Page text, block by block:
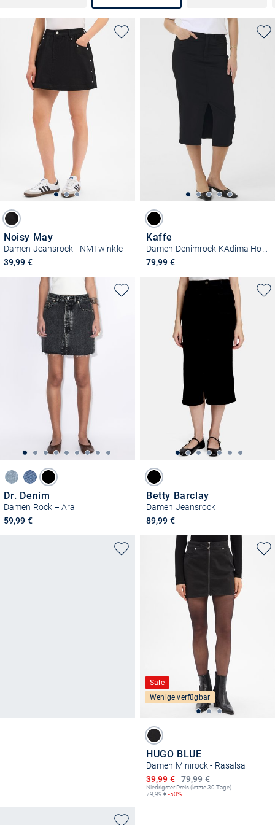
Noisy May
Damen Jeansrock - NMTwinkle
39,99 €
Kaffe
79,99 €
Dr. Denim
Damen Rock – Ara
59,99 €
Betty Barclay
Damen Jeansrock
89,99 €
Sale
Wenige verfügbar
HUGO BLUE
Damen Minirock - Rasalsa
79,99 €
Ermäßigter Preis
39,99 €
Niedrigster Preis (letzte 30 Tage):
79,99€ -50%